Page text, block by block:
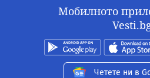
Мобилното
Четете ни в